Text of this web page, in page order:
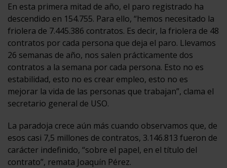
En esta primera mitad de año, el paro registrado ha
descendido en 154.755. Para ello, “hemos necesitado la
friolera de 7.445.386 contratos. Es decir, la friolera de 48
contratos por cada persona que deja el paro. Llevamos
26 semanas de año, nos salen prácticamente dos
contratos a la semana por cada persona. Esto no es
estabilidad, esto no es crear empleo, esto no es
mejorar la vida de las personas que trabajan”, clama el
secretario general de USO.
La paradoja crece aún más cuando observamos que, de
esos casi 7,5 millones de contratos, 3.146.813 fueron de
carácter indefinido, “sobre el papel, en el título del
contrato”, remata Joaquín Pérez.